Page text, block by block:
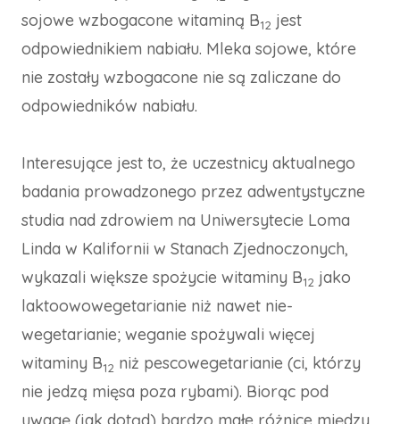
sojowe wzbogacone witaminą B12 jest
odpowiednikiem nabiału. Mleka sojowe, które
nie zostały wzbogacone nie są zaliczane do
odpowiedników nabiału.
Interesujące jest to, że uczestnicy aktualnego
badania prowadzonego przez adwentystyczne
studia nad zdrowiem na Uniwersytecie Loma
Linda w Kalifornii w Stanach Zjednoczonych,
wykazali większe spożycie witaminy B12 jako
laktoowowegetarianie niż nawet nie-
wegetarianie; weganie spożywali więcej
witaminy B12 niż pescowegetarianie (ci, którzy
nie jedzą mięsa poza rybami). Biorąc pod